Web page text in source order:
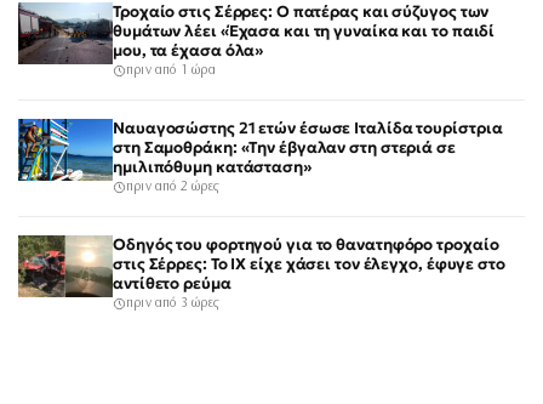
Τροχαίο στις Σέρρες: Ο πατέρας και σύζυγος των
θυμάτων λέει «Έχασα και τη γυναίκα και το παιδί
μου, τα έχασα όλα»
πριν από 1 ώρα
Ναυαγοσώστης 21 ετών έσωσε Ιταλίδα τουρίστρια
στη Σαμοθράκη: «Την έβγαλαν στη στεριά σε
ημιλιπόθυμη κατάσταση»
πριν από 2 ώρες
Οδηγός του φορτηγού για το θανατηφόρο τροχαίο
στις Σέρρες: Το ΙΧ είχε χάσει τον έλεγχο, έφυγε στο
αντίθετο ρεύμα
πριν από 3 ώρες